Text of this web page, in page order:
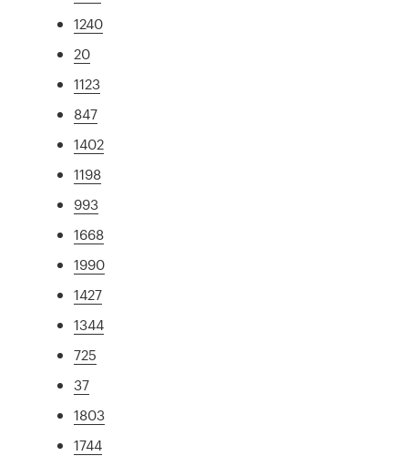
1240
20
1123
847
1402
1198
993
1668
1990
1427
1344
725
37
1803
1744